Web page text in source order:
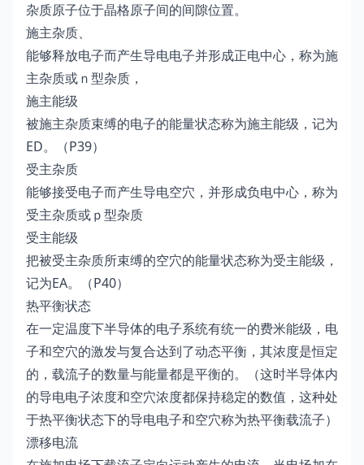
杂质原子位于晶格原子间的间隙位置。
施主杂质、
能够释放电子而产生导电电子并形成正电中心，称为施
主杂质或ｎ型杂质，
施主能级
被施主杂质束缚的电子的能量状态称为施主能级，记为
ED。（P39）
受主杂质
能够接受电子而产生导电空穴，并形成负电中心，称为
受主杂质或ｐ型杂质
受主能级
把被受主杂质所束缚的空穴的能量状态称为受主能级，
记为EA。（P40）
热平衡状态
在一定温度下半导体的电子系统有统一的费米能级，电
子和空穴的激发与复合达到了动态平衡，其浓度是恒定
的，载流子的数量与能量都是平衡的。（这时半导体内
的导电电子浓度和空穴浓度都保持稳定的数值，这种处
于热平衡状态下的导电电子和空穴称为热平衡载流子）
漂移电流